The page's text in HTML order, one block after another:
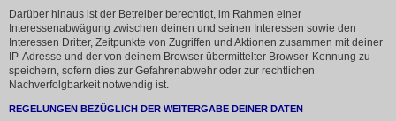
Darüber hinaus ist der Betreiber berechtigt, im Rahmen einer
Interessenabwägung zwischen deinen und seinen Interessen sowie den
Interessen Dritter, Zeitpunkte von Zugriffen und Aktionen zusammen mit deiner
IP-Adresse und der von deinem Browser übermittelter Browser-Kennung zu
speichern, sofern dies zur Gefahrenabwehr oder zur rechtlichen
Nachverfolgbarkeit notwendig ist.
REGELUNGEN BEZÜGLICH DER WEITERGABE DEINER DATEN